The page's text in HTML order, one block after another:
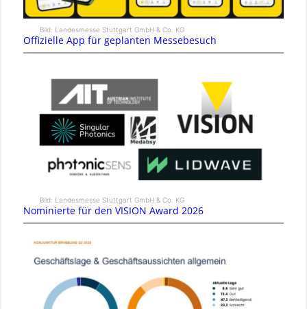
Bild: Landesmesse Stuttgart GmbH & Co. KG
Offizielle App für geplanten Messebesuch
Bild: Landesmesse Stuttgart GmbH & Co. KG
Nominierte für den VISION Award 2026